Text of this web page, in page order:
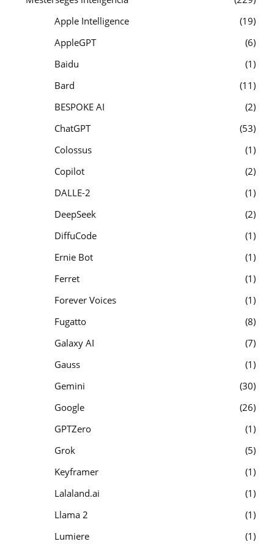
Apple Intelligence
19
AppleGPT
6
Baidu
1
Bard
11
BESPOKE AI
2
ChatGPT
53
Colossus
1
Copilot
2
DALLE-2
1
DeepSeek
2
DiffuCode
1
Ernie Bot
1
Ferret
1
Forever Voices
1
Fugatto
8
Galaxy AI
7
Gauss
1
Gemini
30
Google
26
GPTZero
1
Grok
5
Keyframer
1
Lalaland.ai
1
Llama 2
1
Lumiere
1